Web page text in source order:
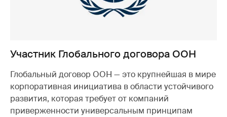
Участник Глобального договора ООН
Глобальный договор ООН — это крупнейшая в мире
корпоративная инициатива в области устойчивого
развития, которая требует от компаний
приверженности универсальным принципам